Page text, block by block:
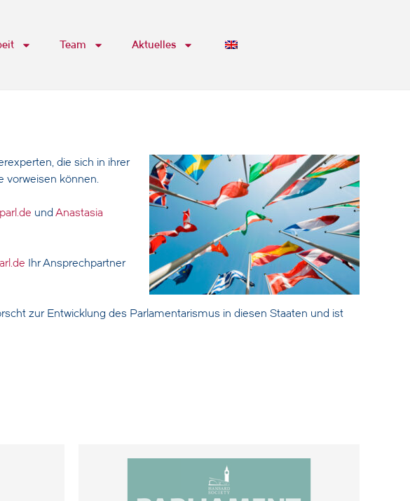
Team Aktuelles
die sich in ihrer
vorweisen können.
und Anastasia
Ihr Ansprechpartner
zur Entwicklung des Parlamentarismus in diesen Staaten und ist